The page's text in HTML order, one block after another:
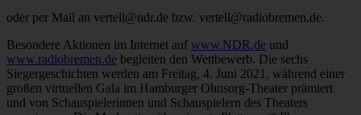
oder per Mail an vertell@ndr.de bzw. vertell@radiobremen.de.
Besondere Aktionen im Internet auf www.NDR.de und
www.radiobremen.de begleiten den Wettbewerb. Die sechs
Siegergeschichten werden am Freitag, 4. Juni 2021, während einer
großen virtuellen Gala im Hamburger Ohnsorg-Theater prämiert
und von Schauspielerinnen und Schauspielern des Theaters